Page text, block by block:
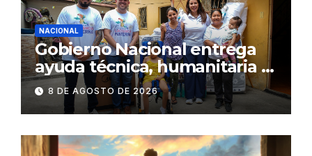
NACIONAL
Gobierno Nacional entrega
ayuda técnica, humanitaria y
Bono Joaquín Gallegos Lara a
familia en situación de
vulnerabilidad
8 DE AGOSTO DE 2026